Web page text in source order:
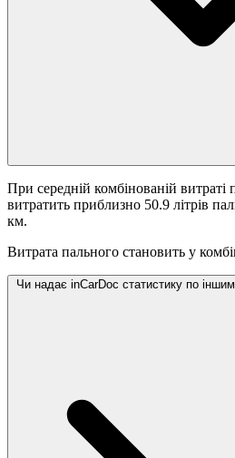
При середній комбінованій витраті
витратить приблизно 50.9 літрів
км.
Витрата пального становить у
Чи надає inCarDoc статистику по